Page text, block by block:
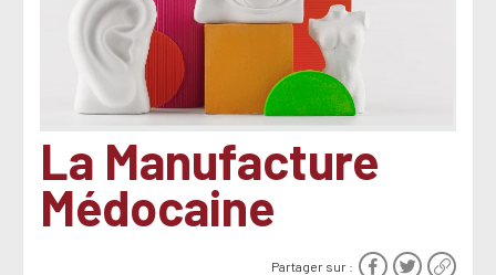
La Manufacture
Médocaine
Partager sur :